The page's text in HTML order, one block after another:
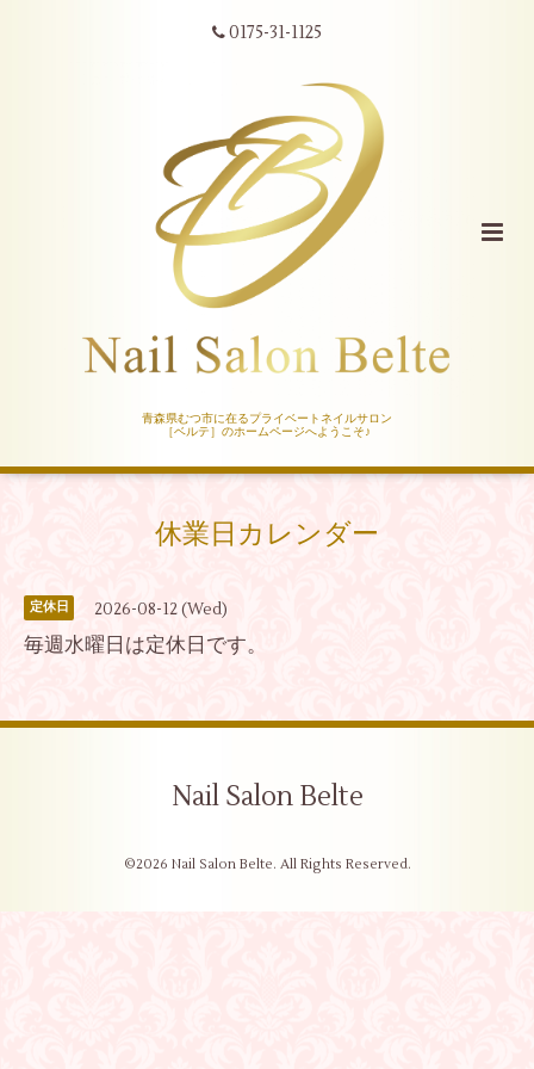
0175-31-1125
青森県むつ市に在るプライベートネイルサロン
［ベルテ］のホームページへようこそ♪
休業日カレンダー
定休日 2026-08-12 (Wed)
毎週水曜日は定休日です。
Nail Salon Belte
©2026 Nail Salon Belte. All Rights Reserved.